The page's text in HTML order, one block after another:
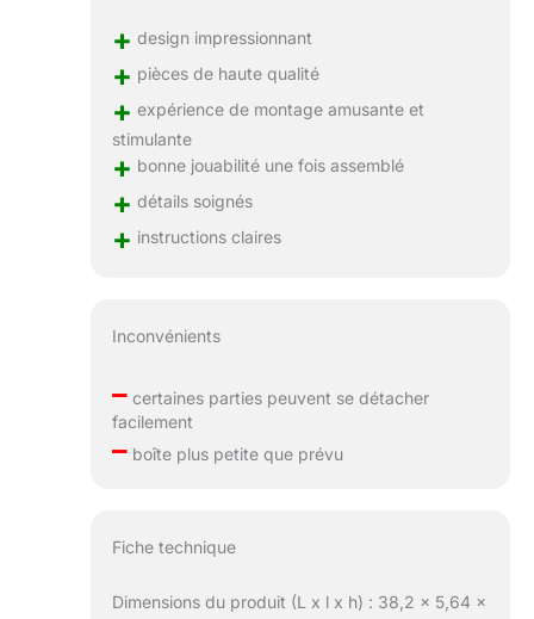
+ design impressionnant
+ pièces de haute qualité
+ expérience de montage amusante et
stimulante
+ bonne jouabilité une fois assemblé
+ détails soignés
+ instructions claires
Inconvénients
–certaines parties peuvent se détacher
facilement
–boîte plus petite que prévu
Fiche technique
Dimensions du produit (L x l x h) : 38,2 x 5,64 x